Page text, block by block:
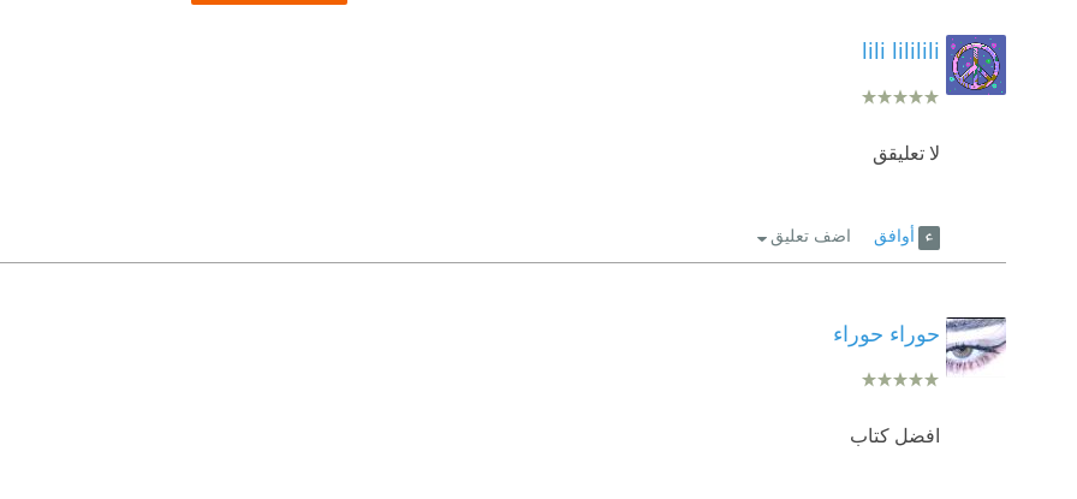
lili lililili
لا تعليقق
أوافق اضف تعليق
حوراء حوراء
افضل كتاب